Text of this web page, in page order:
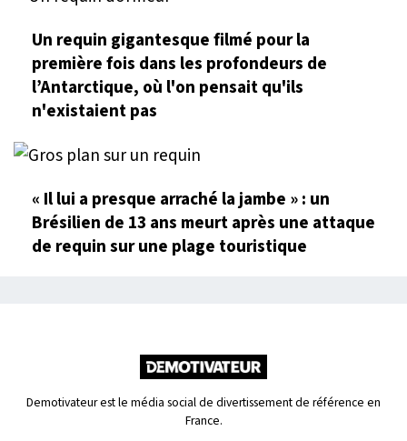
Un requin gigantesque filmé pour la
première fois dans les profondeurs de
l’Antarctique, où l'on pensait qu'ils
n'existaient pas
« Il lui a presque arraché la jambe » : un
Brésilien de 13 ans meurt après une attaque
de requin sur une plage touristique
Demotivateur est le média social de divertissement de référence en
France.